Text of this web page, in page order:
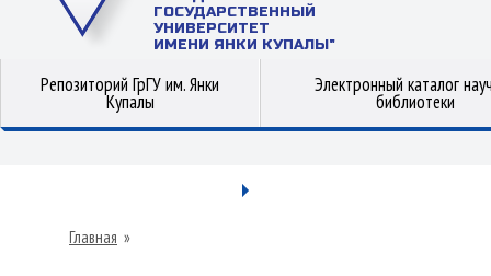
ГОСУДАРСТВЕННЫЙ
УНИВЕРСИТЕТ
ИМЕНИ ЯНКИ КУПАЛЫ"
Репозиторий ГрГУ им. Янки
Купалы
Электронный каталог
библиотеки
Главная »